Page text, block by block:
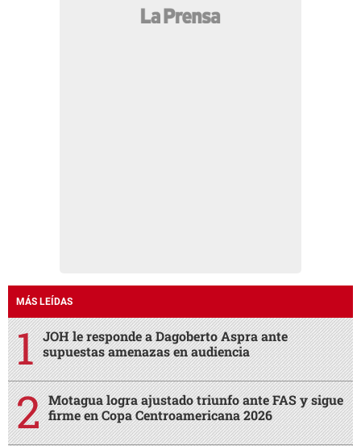
MÁS LEÍDAS
JOH le responde a Dagoberto Aspra ante
supuestas amenazas en audiencia
Motagua logra ajustado triunfo ante FAS y sigue
firme en Copa Centroamericana 2026